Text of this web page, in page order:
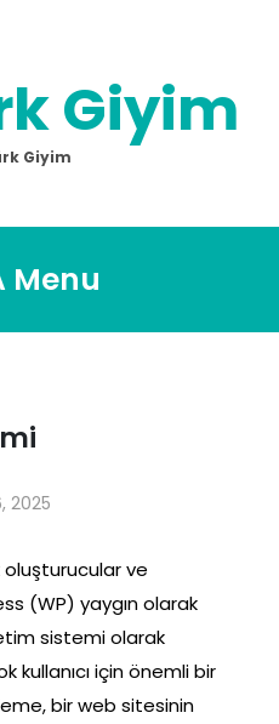
Giyim
Giyim
Menu
2025
oluşturucular ve
(WP) yaygın olarak
sistemi olarak
kullanıcı için önemli bir
bir web sitesinin